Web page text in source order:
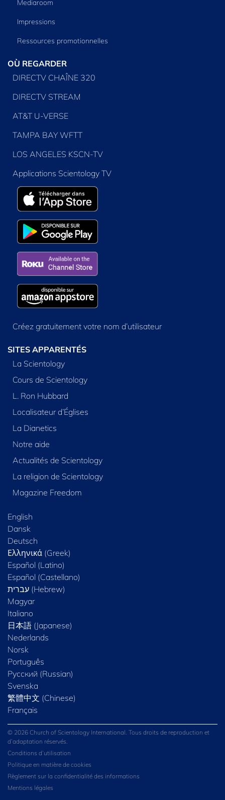
Mediaroom
Impressions
Ressources promotionnelles
OÙ REGARDER
DIRECTV CHAÎNE 320
DIRECTV STREAM
AT&T U-VERSE
TAMPA BAY WFTT
LOS ANGELES KSCN-TV
Applications Scientology TV
Créez gratuitement votre nom d’utilisateur
SITES APPARENTÉS
La Scientology
Cours de Scientology
L. Ron Hubbard
Localisateur d’Églises
La Dianetics
Notre aide
Actualités de Scientology
La religion de Scientology
Magazine Freedom
English
Dansk
Deutsch
Ελληνικά (Greek)
Español (Latino)
Español (Castellano)
Magyar
Italiano
日本語 (Japanese)
Nederlands
Norsk
Português
Русский (Russian)
Svenska
繁體中文 (Chinese)
Français
© 2026 Church of Scientology International. Tous droits de reproduction et
d’adaptation réservés.
Conditions d’utilisation
Politique en matière de cookies
Règlement sur la confidentialité des informations
Mentions légales